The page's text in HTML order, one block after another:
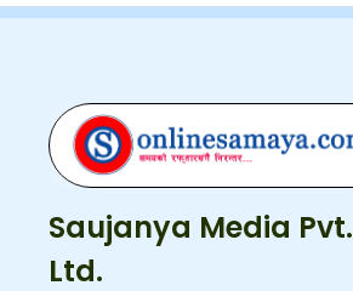
Saujanya Media Pvt.
Ltd.